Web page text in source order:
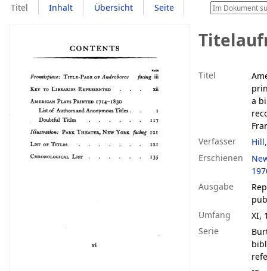
Titel Inhalt Übersicht Seite
Titel
a
Verfasser
Erschienen
Ausgabe
Umfang
XI,
Serie